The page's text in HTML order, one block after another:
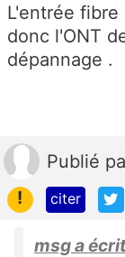
L'entrée fibre
donc l'ONT
dépannage .
Publié
!
citer
msg a écrit